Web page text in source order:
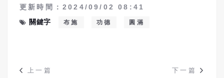
更新時間：2024/09/02 08:41
關鍵字
布施 功德 圓滿
上一篇 下一篇